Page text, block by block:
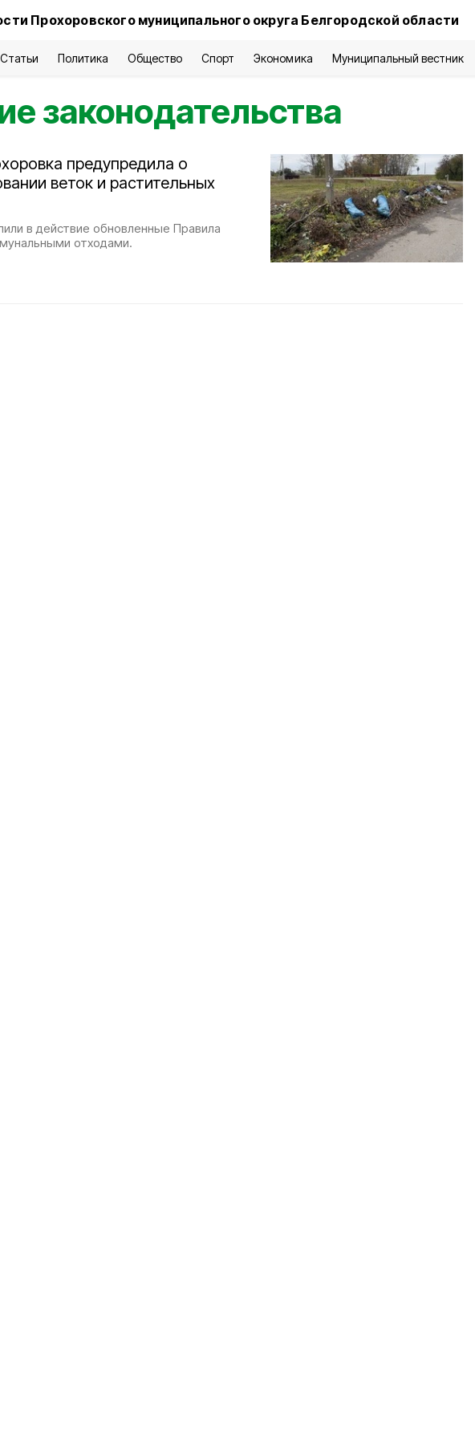
Прохоровского муниципального округа Белгородской области
Статьи Политика Общество Спорт Экономика Муниципальный вестник
законодательства
предупредила о
веток и растительных
в действие обновленные Правила
отходами.